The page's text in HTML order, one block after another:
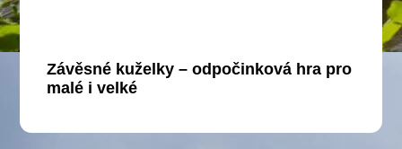
Závěsné kuželky – odpočinková hra pro
malé i velké